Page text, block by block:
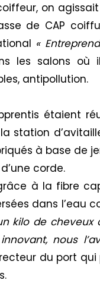
on
de CAP
«
les salons où
antipollution.
étaient
la station
à base de
corde.
à la fibre
dans l’eau
kilo de cheveux
innovant, nous l’
du port